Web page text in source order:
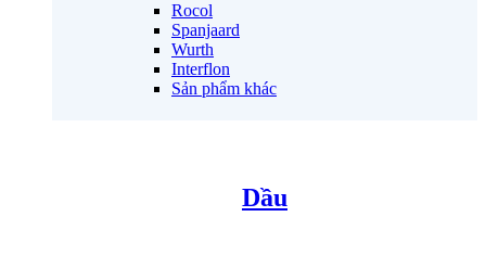
Rocol
Spanjaard
Wurth
Interflon
Sản phẩm khác
Dầu